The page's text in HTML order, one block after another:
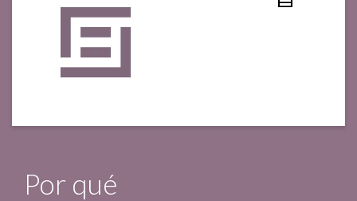
Por qué